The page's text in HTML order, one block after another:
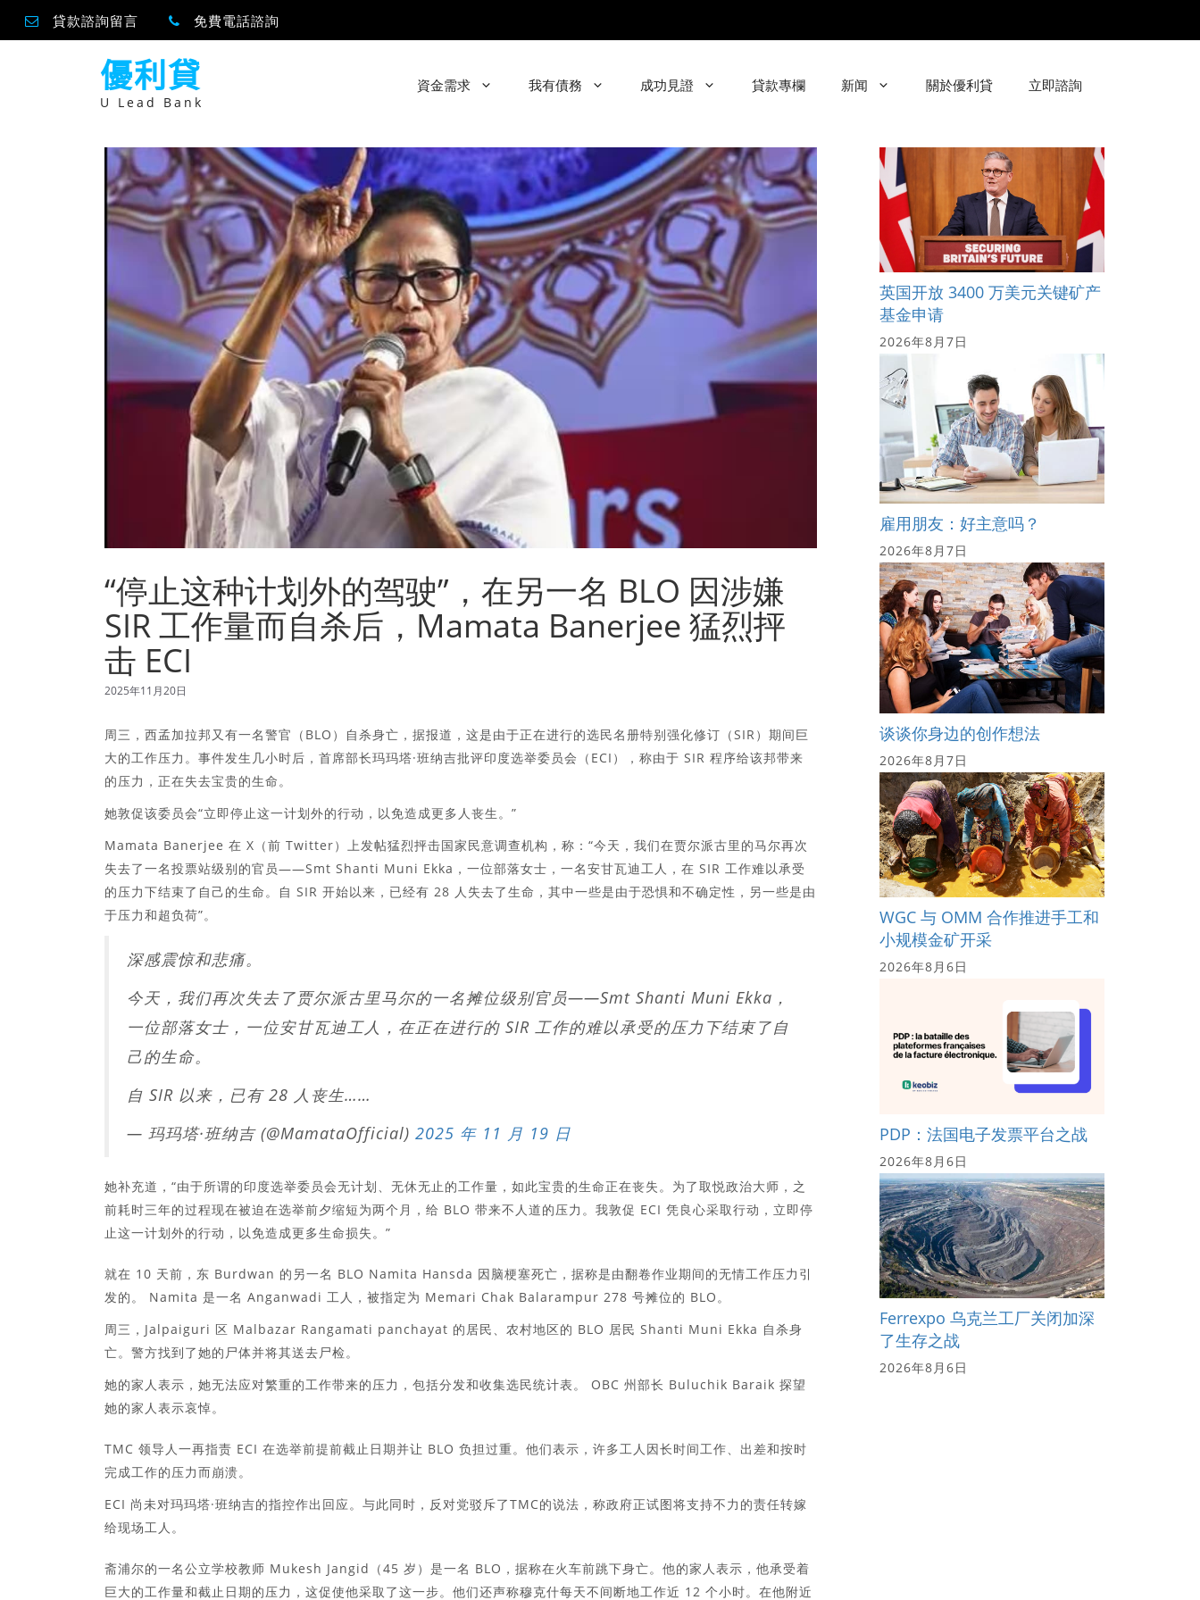
貸款諮詢留言 免費電話諮詢
優利貸
U Lead Bank
資金需求 我有債務 成功見證 貸款專欄 新闻 關於優利貸 立即諮詢
“停止这种计划外的驾驶”，在另一名 BLO 因涉嫌
SIR 工作量而自杀后，Mamata Banerjee 猛烈抨
击 ECI
2025年11月20日
周三，西孟加拉邦又有一名警官（BLO）自杀身亡，据报道，这是由于正在进行的选民名册特别强化修订（SIR）期间巨
大的工作压力。事件发生几小时后，首席部长玛玛塔·班纳吉批评印度选举委员会（ECI），称由于 SIR 程序给该邦带来
的压力，正在失去宝贵的生命。
她敦促该委员会“立即停止这一计划外的行动，以免造成更多人丧生。”
Mamata Banerjee 在 X（前 Twitter）上发帖猛烈抨击国家民意调查机构，称：“今天，我们在贾尔派古里的马尔再次
失去了一名投票站级别的官员——Smt Shanti Muni Ekka，一位部落女士，一名安甘瓦迪工人，在 SIR 工作难以承受
的压力下结束了自己的生命。自 SIR 开始以来，已经有 28 人失去了生命，其中一些是由于恐惧和不确定性，另一些是由
于压力和超负荷”。
深感震惊和悲痛。
今天，我们再次失去了贾尔派古里马尔的一名摊位级别官员——Smt Shanti Muni Ekka，
一位部落女士，一位安甘瓦迪工人，在正在进行的 SIR 工作的难以承受的压力下结束了自
己的生命。
自 SIR 以来，已有 28 人丧生……
— 玛玛塔·班纳吉 (@MamataOfficial) 2025 年 11 月 19 日
她补充道，“由于所谓的印度选举委员会无计划、无休无止的工作量，如此宝贵的生命正在丧失。为了取悦政治大师，之
前耗时三年的过程现在被迫在选举前夕缩短为两个月，给 BLO 带来不人道的压力。我敦促 ECI 凭良心采取行动，立即停
止这一计划外的行动，以免造成更多生命损失。”
就在 10 天前，东 Burdwan 的另一名 BLO Namita Hansda 因脑梗塞死亡，据称是由翻卷作业期间的无情工作压力引
发的。 Namita 是一名 Anganwadi 工人，被指定为 Memari Chak Balarampur 278 号摊位的 BLO。
周三，Jalpaiguri 区 Malbazar Rangamati panchayat 的居民、农村地区的 BLO 居民 Shanti Muni Ekka 自杀身
亡。警方找到了她的尸体并将其送去尸检。
她的家人表示，她无法应对繁重的工作带来的压力，包括分发和收集选民统计表。 OBC 州部长 Buluchik Baraik 探望
她的家人表示哀悼。
TMC 领导人一再指责 ECI 在选举前提前截止日期并让 BLO 负担过重。他们表示，许多工人因长时间工作、出差和按时
完成工作的压力而崩溃。
ECI 尚未对玛玛塔·班纳吉的指控作出回应。与此同时，反对党驳斥了TMC的说法，称政府正试图将支持不力的责任转嫁
给现场工人。
斋浦尔的一名公立学校教师 Mukesh Jangid（45 岁）是一名 BLO，据称在火车前跳下身亡。他的家人表示，他承受着
巨大的工作量和截止日期的压力，这促使他采取了这一步。他们还声称穆克什每天不间断地工作近 12 个小时。在他附近
英国开放 3400 万美元关键矿产
基金申请
2026年8月7日
雇用朋友：好主意吗？
2026年8月7日
谈谈你身边的创作想法
2026年8月7日
WGC 与 OMM 合作推进手工和
小规模金矿开采
2026年8月6日
PDP：法国电子发票平台之战
2026年8月6日
Ferrexpo 乌克兰工厂关闭加深
了生存之战
2026年8月6日